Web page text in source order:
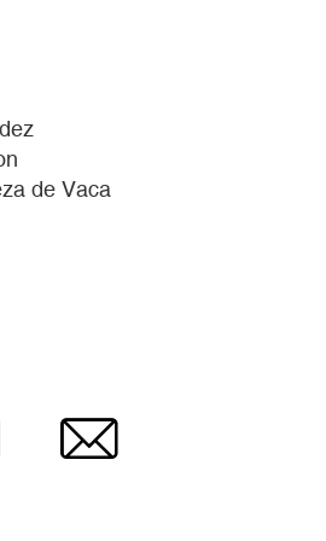
de Vaca
Email